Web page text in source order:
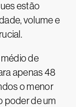
estão
volume e
de
apenas 48
o menor
poder de um